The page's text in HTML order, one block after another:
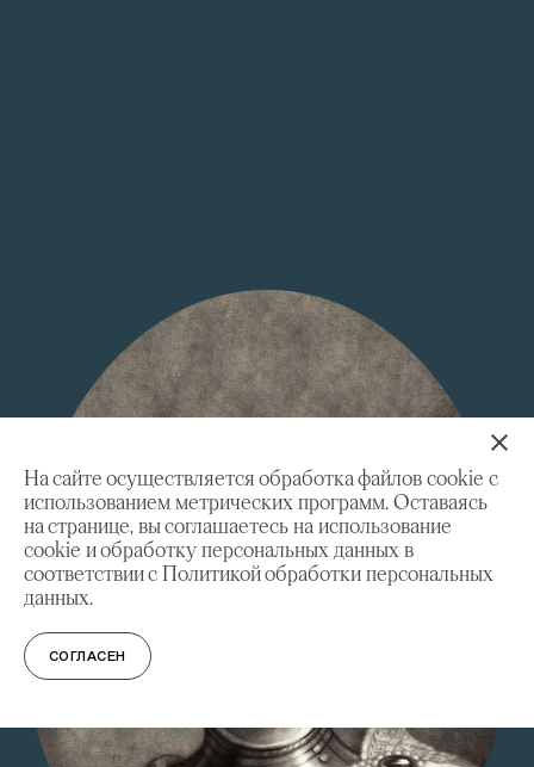
На сайте осуществляется обработка файлов cookie с
использованием метрических программ. Оставаясь
на странице, вы соглашаетесь на использование
cookie и обработку персональных данных в
соответствии с Политикой обработки персональных
данных.
СОГЛАСЕН